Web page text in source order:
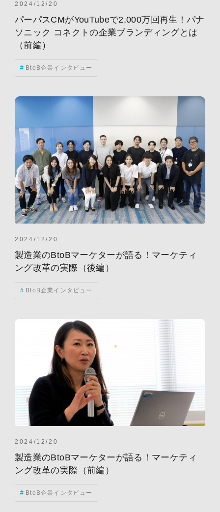
マーケティング
BPM BtoB企業 MA(マーケティングオートメーション)
PDCA RPAツール SaaS インタビュー
CX CXA EDI
クラウドコンピューティング クリエイティブ
グローススイッチ デマジェン(デマンドジェネレーション)
トレンド ホワイトペーパー メルマガ(メールマガジン)
事例 代行 営業DX 導入事例 手法
施策 法人サイト 現状分析 製造業・メーカー
雇用 顧客満足度
2024/12/20
パーパスCMがYouTubeで2,000万回再生！パナ
ソニック コネクトの企業ブランディングとは
（前編）
BtoB企業インタビュー
2024/12/20
製造業のBtoBマーケターが語る！マーケティ
ング改革の実際（後編）
BtoB企業インタビュー
2024/12/20
製造業のBtoBマーケターが語る！マーケティ
ング改革の実際（前編）
BtoB企業インタビュー